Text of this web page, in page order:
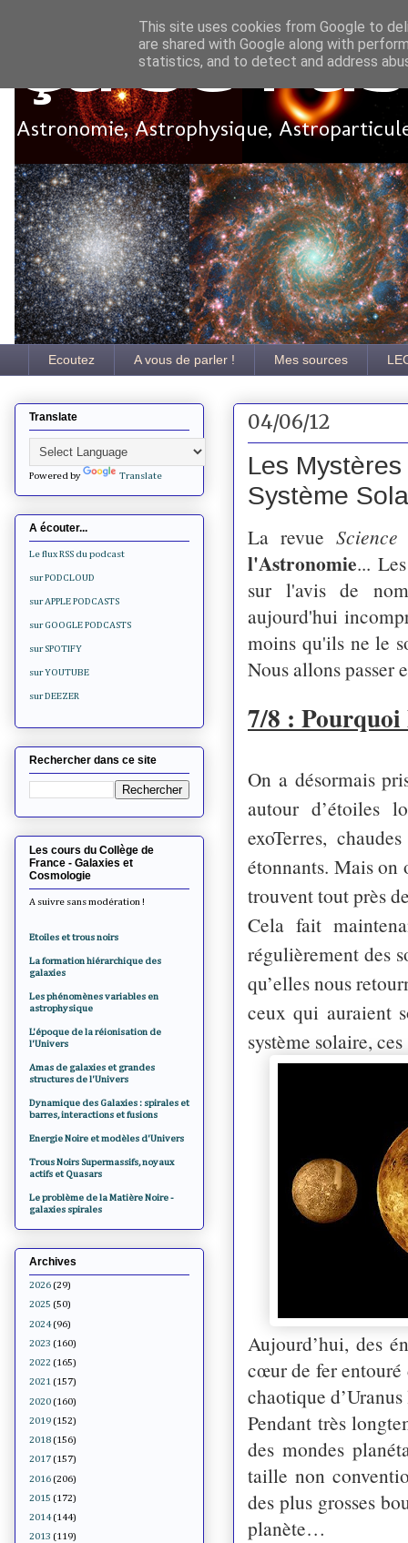
Ça se
Astronomie, Astrophysique,
Ecoutez A vous de parler ! Mes sources
04/06/12
Les
Système
La revue
l'Astronomie...
sur l'avis de
aujourd'hui
moins qu'ils ne le
Nous allons passer
7/8 : Pourquoi
On a désormais
autour d’étoiles
exoTerres,
étonnants. Mais on
trouvent tout près
Cela fait
régulièrement des
qu’elles nous
ceux qui auraient
système solaire,
Aujourd’hui, des
cœur de fer entouré
chaotique
Pendant très
des mondes
taille non
des plus grosses
planète…
Translate
Powered by Translate
A écouter...
Le flux RSS du podcast
sur PODCLOUD
sur APPLE PODCASTS
sur GOOGLE PODCASTS
sur SPOTIFY
sur YOUTUBE
sur DEEZER
Rechercher dans ce site
Les cours du Collège de
France - Galaxies et
Cosmologie
A suivre sans modération !
Etoiles et trous noirs
La formation hiérarchique des
galaxies
Les phénomènes variables en
astrophysique
L'époque de la réionisation de
l'Univers
Amas de galaxies et grandes
structures de l'Univers
Dynamique des Galaxies : spirales et
barres, interactions et fusions
Energie Noire et modèles d'Univers
Trous Noirs Supermassifs, noyaux
actifs et Quasars
Le problème de la Matière Noire -
galaxies spirales
Archives
2026 (29)
2025 (50)
2024 (96)
2023 (160)
2022 (165)
2021 (157)
2020 (160)
2019 (152)
2018 (156)
2017 (157)
2016 (206)
2015 (172)
2014 (144)
2013 (119)
This site uses cookies from Google to
are shared with Google along with
statistics, and to detect and address